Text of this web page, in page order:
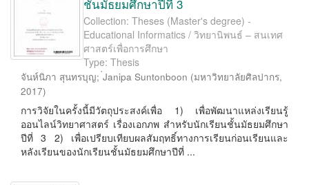
ชั้นมัธยมศึกษาปีที่ 3
Collection: Theses (Master's degree) -
Educational Informatics / วิทยานิพนธ์ – สนเทศ
ศาสตร์เพื่อการศึกษา
Type: Thesis
จันห์นิภา สุนทรบุญ;่Janipa Suntonboon (มหาวิทยาลัยศิลปากร,
2017)
การวิจัยในครั้งนี้มีวัตถุประสงค์เพื่อ 1) เพื่อพัฒนาแหล่งเรียนรู้
ออนไลน์วิทยาศาสตร์ เรื่องเอกภพ สำหรับนักเรียนชั้นมัธยมศึกษา
ปีที่ 3 2) เพื่อเปรียบเทียบผลสัมฤทธิ์ทางการเรียนก่อนเรียนและ
หลังเรียนของนักเรียนชั้นมัธยมศึกษาปีที่ ...